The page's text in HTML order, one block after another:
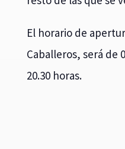
El horario de
Caballeros, será de
20.30 horas.